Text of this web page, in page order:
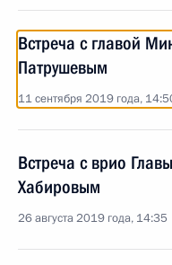
Встреча с главой
Патрушевым
11 сентября 2019 года,
Встреча с врио
Хабировым
26 августа 2019 года, 14:35